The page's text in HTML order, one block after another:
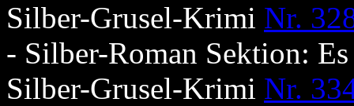
Silber-Grusel-Krimi Nr.
- Silber-Roman Sektion:
Silber-Grusel-Krimi Nr.